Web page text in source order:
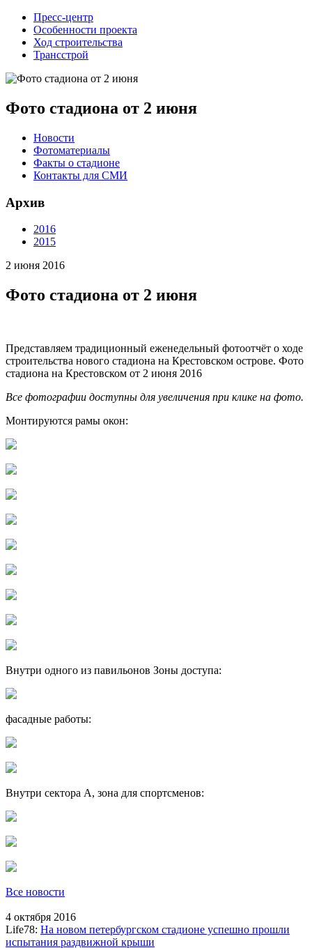
Пресс-центр
Особенности проекта
Ход строительства
Трансстрой
Фото стадиона от 2 июня
Новости
Фотоматериалы
Факты о стадионе
Контакты для СМИ
Архив
2016
2015
2 июня 2016
Фото стадиона от 2 июня
Представляем традиционный еженедельный фотоотчёт о ходе
строительства нового стадиона на Крестовском острове. Фото
стадиона на Крестовском от 2 июня 2016
Все фотографии доступны для увеличения при клике на фото.
Монтируются рамы окон:
Внутри одного из павильонов Зоны доступа:
фасадные работы:
Внутри сектора А, зона для спортсменов:
Все новости
4 октября 2016
Life78: На новом петербургском стадионе успешно прошли
испытания раздвижной крыши